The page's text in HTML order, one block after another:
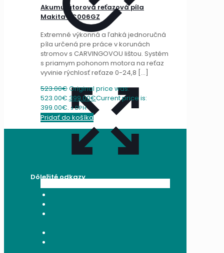
Akumulátorová reťazová píla
Makita UC006GZ
Extremné výkonná a ľahká jednoručná
píla určená pre práce v korunách
stromov s CARVINGOVOU lištou. Systém
s priamym pohonom motora na reťaz
vyvinie rýchlosť reťaze 0-24,8 […]
523.00€Original price was:
523.00€.399.00€Current price is:
399.00€. s DPH
Pridať do košíka
Dôležité odkazy